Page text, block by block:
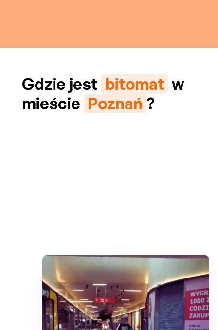
Gdzie jest bitomat w
mieście Poznań ?